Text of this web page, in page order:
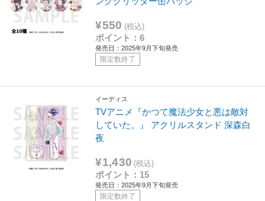
¥550 (税込)
ポイント：6
発売日：2025年9月下旬発売
限定数終了
イーディス
TVアニメ『かつて魔法少女と悪は敵対
していた。』 アクリルスタンド 深森白
夜
¥1,430 (税込)
ポイント：15
発売日：2025年9月下旬発売
限定数終了